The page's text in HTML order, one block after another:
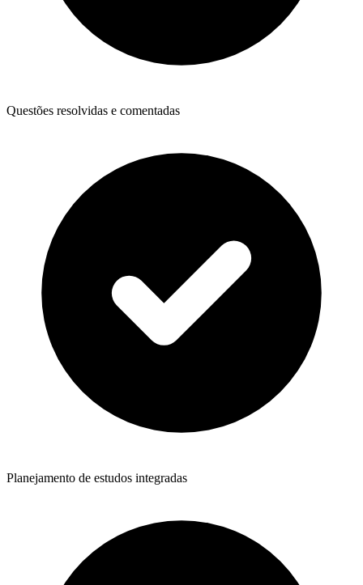
Questões resolvidas e comentadas
Planejamento de estudos integradas